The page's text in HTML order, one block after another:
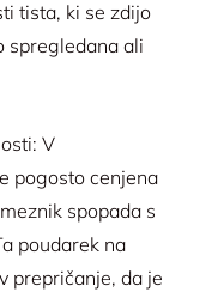
tista, ki se zdijo
spregledana ali
V
pogosto cenjena
spopada s
poudarek na
prepričanje, da je